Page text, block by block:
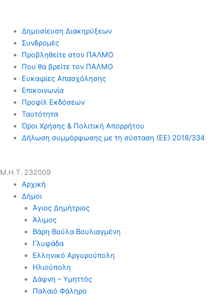
Δημοσίευση Διακηρύξεων
Συνδρομές
Προβληθείτε στον ΠΑΛΜΟ
Που θα βρείτε τον ΠΑΛΜΟ
Ευκαιρίες Απασχόλησης
Επικοινωνία
Προφίλ Εκδόσεων
Ταυτότητα
Όροι Χρήσης & Πολιτική Απορρήτου
Δήλωση συμμόρφωσης με τη σύσταση (ΕΕ) 2018/334
Μ.Η.Τ. 232009
Αρχική
Δήμοι
Άγιος Δημήτριος
Άλιμος
Βάρη Βούλα Βουλιαγμένη
Γλυφάδα
Ελληνικό Αργυρούπολη
Ηλιούπολη
Δάφνη – Υμηττός
Παλαιό Φάληρο